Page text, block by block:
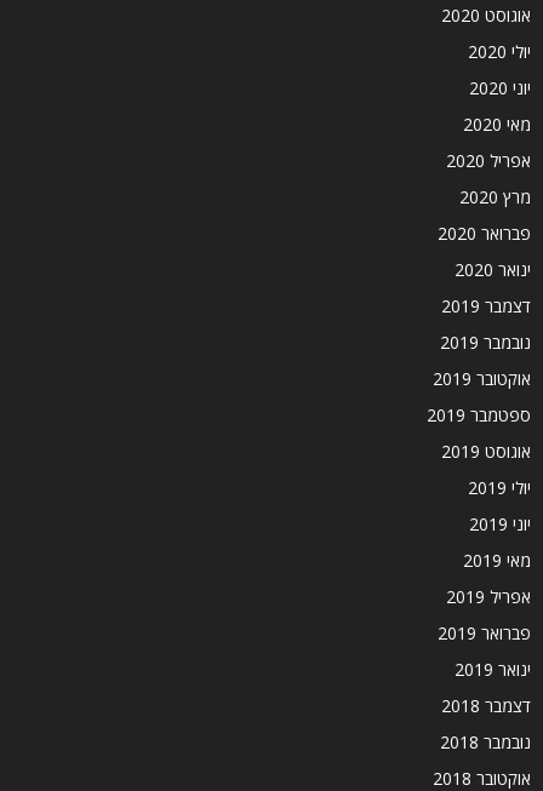
אוגוסט 2020
יולי 2020
יוני 2020
מאי 2020
אפריל 2020
מרץ 2020
פברואר 2020
ינואר 2020
דצמבר 2019
נובמבר 2019
אוקטובר 2019
ספטמבר 2019
אוגוסט 2019
יולי 2019
יוני 2019
מאי 2019
אפריל 2019
פברואר 2019
ינואר 2019
דצמבר 2018
נובמבר 2018
אוקטובר 2018